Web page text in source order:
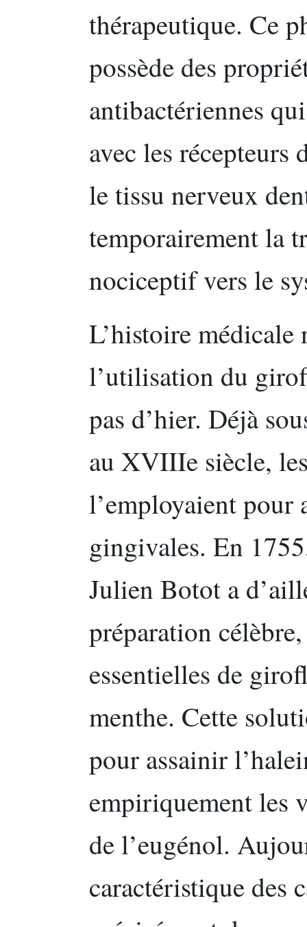
thérapeutique. Ce
possède des
antibactériennes
avec les récepteurs
le tissu nerveux
temporairement la
nociceptif vers le
L’histoire médicale
l’utilisation du
pas d’hier. Déjà
au XVIIIe siècle,
l’employaient pour
gingivales. En
Julien Botot a
préparation
essentielles de
menthe. Cette
pour assainir
empiriquement les
de l’eugénol.
caractéristique des